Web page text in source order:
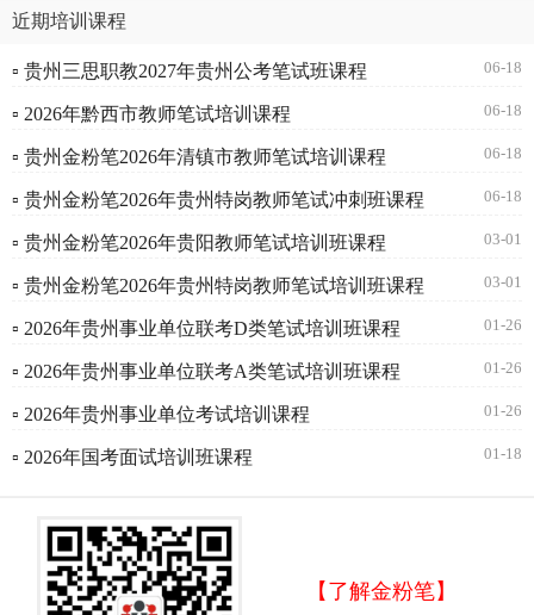
近期培训课程
▫ 贵州三思职教2027年贵州公考笔试班课程 06-18
▫ 2026年黔西市教师笔试培训课程 06-18
▫ 贵州金粉笔2026年清镇市教师笔试培训课程 06-18
▫ 贵州金粉笔2026年贵州特岗教师笔试冲刺班课程 06-18
▫ 贵州金粉笔2026年贵阳教师笔试培训班课程 03-01
▫ 贵州金粉笔2026年贵州特岗教师笔试培训班课程 03-01
▫ 2026年贵州事业单位联考D类笔试培训班课程 01-26
▫ 2026年贵州事业单位联考A类笔试培训班课程 01-26
▫ 2026年贵州事业单位考试培训课程 01-26
▫ 2026年国考面试培训班课程 01-18
【了解金粉笔】